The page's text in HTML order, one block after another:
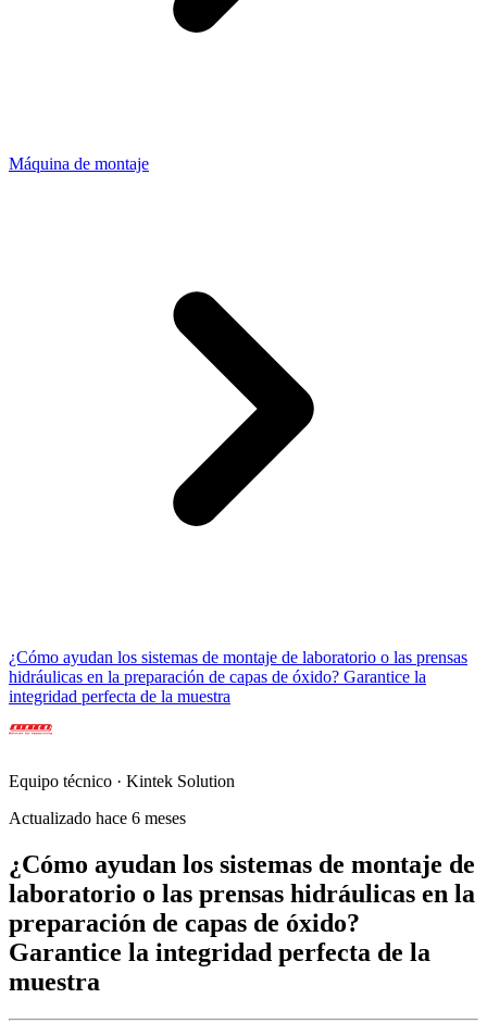
Máquina de montaje
¿Cómo ayudan los sistemas de montaje de laboratorio o las prensas
hidráulicas en la preparación de capas de óxido? Garantice la
integridad perfecta de la muestra
Equipo técnico · Kintek Solution
Actualizado hace 6 meses
¿Cómo ayudan los sistemas de montaje de
laboratorio o las prensas hidráulicas en la
preparación de capas de óxido?
Garantice la integridad perfecta de la
muestra